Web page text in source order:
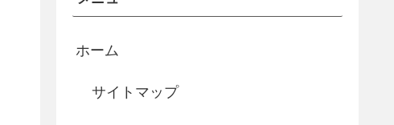
ホーム
サイトマップ